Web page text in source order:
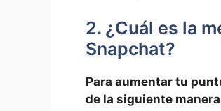
2. ¿Cuál es la
Snapchat?
Para aumentar tu
⁤de la siguiente